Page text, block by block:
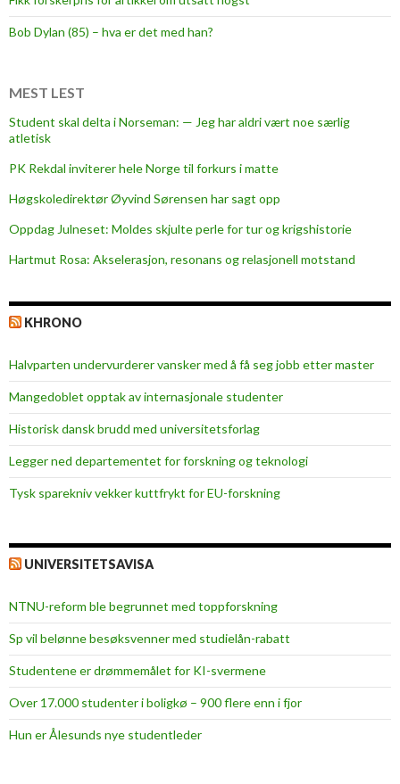
Bob Dylan (85) – hva er det med han?
MEST LEST
Student skal delta i Norseman: — Jeg har aldri vært noe særlig
atletisk
PK Rekdal inviterer hele Norge til forkurs i matte
Høgskoledirektør Øyvind Sørensen har sagt opp
Oppdag Julneset: Moldes skjulte perle for tur og krigshistorie
Hartmut Rosa: Akselerasjon, resonans og relasjonell motstand
KHRONO
Halvparten undervurderer vansker med å få seg jobb etter master
Mangedoblet opptak av internasjonale studenter
Historisk dansk brudd med universitetsforlag
Legger ned departementet for forskning og teknologi
Tysk sparekniv vekker kuttfrykt for EU-forskning
UNIVERSITETSAVISA
NTNU-reform ble begrunnet med toppforskning
Sp vil belønne besøksvenner med studielån-rabatt
Studentene er drømmemålet for KI-svermene
Over 17.000 studenter i boligkø – 900 flere enn i fjor
Hun er Ålesunds nye studentleder